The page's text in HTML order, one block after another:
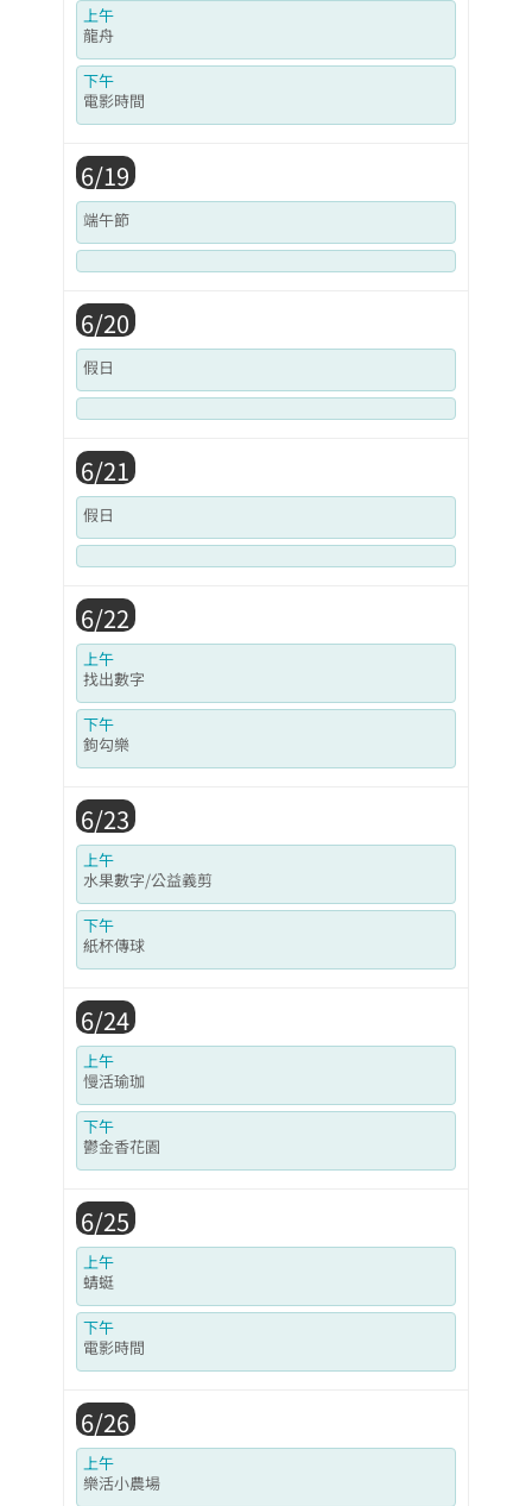
上午
龍舟
下午
電影時間
6/19
端午節
6/20
假日
6/21
假日
6/22
上午
找出數字
下午
鉤勾樂
6/23
上午
水果數字/公益義剪
下午
紙杯傳球
6/24
上午
慢活瑜珈
下午
鬱金香花園
6/25
上午
蜻蜓
下午
電影時間
6/26
上午
樂活小農場